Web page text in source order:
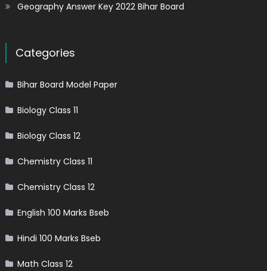
Geography Answer Key 2022 Bihar Board
Categories
Bihar Board Model Paper
Biology Class 11
Biology Class 12
Chemistry Class 11
Chemistry Class 12
English 100 Marks Bseb
Hindi 100 Marks Bseb
Math Class 12